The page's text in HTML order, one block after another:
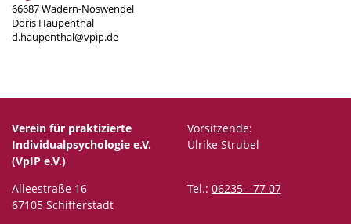
66687 Wadern-Noswendel
Doris Haupenthal
d.haupenthal@vpip.de
Verein für praktizierte
Individualpsychologie e.V.
(VpIP e.V.)
Vorsitzende:
Ulrike Strubel
Alleestraße 16
67105 Schifferstadt
Tel.: 06235 - 77 07